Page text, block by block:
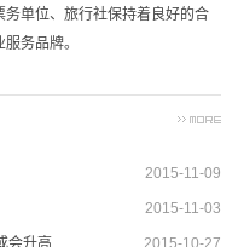
单位、旅行社保持着良好的合
务品牌。
2015-11-09
2015-11-03
会升高 2015-10-27